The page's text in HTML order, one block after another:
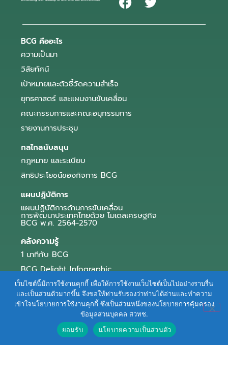
BCG คืออะไร
ความเป็นมา
วิสัยทัศน์
เป้าหมายและตัวชี้วัดความสำเร็จ
ยุทธศาสตร์ และแผนงานขับเคลื่อน
คณะกรรมการและคณะอนุกรรมการ
รายงานการประชุม
กลไกสนับสนุน
กฎหมาย และระเบียบ
สิทธิประโยชน์ของกิจการ BCG
แผนปฏิบัติการ
แผนปฏิบัติการด้านการขับเคลื่อน
การพัฒนาประเทศไทยด้วย โมเดลเศรษฐกิจ
BCG พ.ศ. 2564-2570
คลังความรู้
1 นาทีกับ BCG
BCG Delight Infographic
สื่อประชาสัมพันธ์
e-Book Series
ตัวอย่างธุรกิจ BCG
ข่าวและบทความ
เว็บไซต์นี้มีการใช้งานคุกกี้ เพื่อให้การใช้งานเว็บไซต์เป็นไปอย่างราบรื่น
และเป็นส่วนตัวมากขึ้น จึงขอให้ท่านรับรองว่าท่านได้อ่านและทำความ
เข้าใจนโยบายการใช้งานคุกกี้ ซึ่งเป็นส่วนหนึ่งของนโยบายการคุ้มครอง
ข้อมูลส่วนบุคคล สวทช.
ยอมรับ
นโยบายความเป็นส่วนตัว